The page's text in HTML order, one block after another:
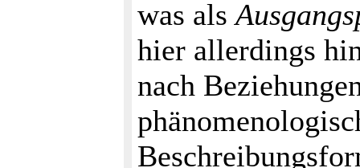
was als
hier allerdings
nach